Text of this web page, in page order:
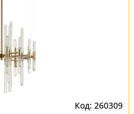
260309